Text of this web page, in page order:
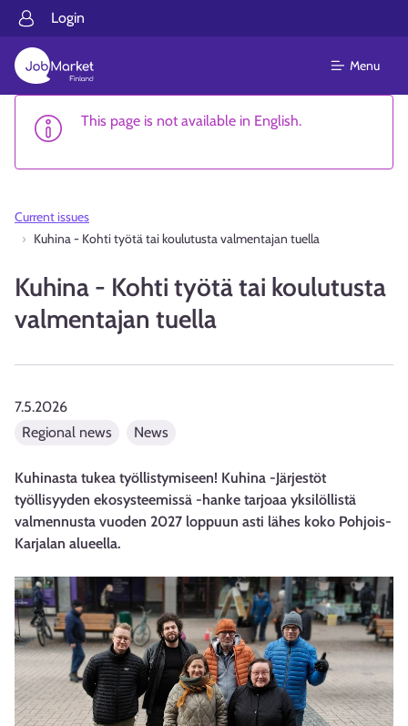
Login
Menu
This page is not available in English.
Current issues
Kuhina - Kohti työtä tai koulutusta valmentajan tuella
Kuhina - Kohti työtä tai koulutusta
valmentajan tuella
7.5.2026
Regional news
News
Kuhinasta tukea työllistymiseen! Kuhina -Järjestöt
työllisyyden ekosysteemissä -hanke tarjoaa yksilöllistä
valmennusta vuoden 2027 loppuun asti lähes koko Pohjois-
Karjalan alueella.